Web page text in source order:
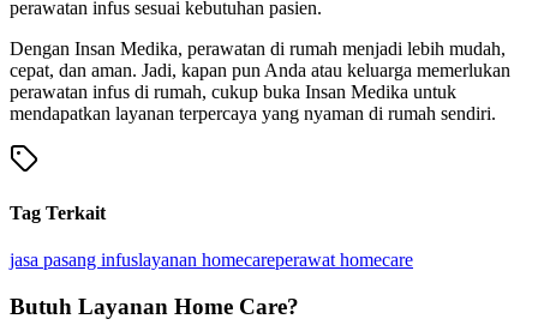
perawatan infus sesuai kebutuhan pasien.
Dengan Insan Medika, perawatan di rumah menjadi lebih mudah,
cepat, dan aman. Jadi, kapan pun Anda atau keluarga memerlukan
perawatan infus di rumah, cukup buka Insan Medika untuk
mendapatkan layanan terpercaya yang nyaman di rumah sendiri.
Tag Terkait
jasa pasang infuslayanan homecareperawat homecare
Butuh Layanan Home Care?